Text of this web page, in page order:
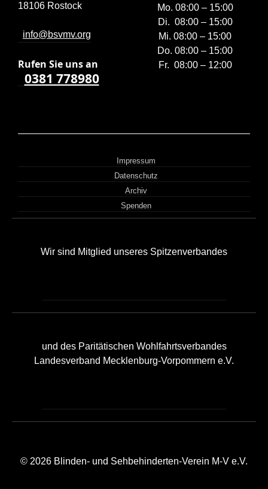
18106 Rostock
info@bsvmv.org
Rufen Sie uns an
0381 778980
Mo. 08:00 – 15:00
Di. 08:00 – 15:00
Mi. 08:00 – 15:00
Do. 08:00 – 15:00
Fr. 08:00 – 12:00
Impressum
Datenschutz
Archiv
Spenden
Wir sind Mitglied unseres Spitzenverbandes
und des Paritätischen Wohlfahrtsverbandes
Landesverband Mecklenburg-Vorpommern e.V.
© 2026 Blinden- und Sehbehinderten-Verein M-V e.V.